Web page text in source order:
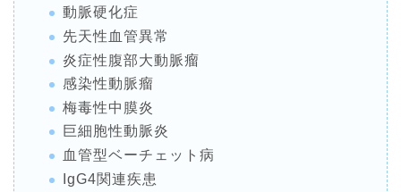
動脈硬化症
先天性血管異常
炎症性腹部大動脈瘤
感染性動脈瘤
梅毒性中膜炎
巨細胞性動脈炎
血管型ベーチェット病
IgG4関連疾患